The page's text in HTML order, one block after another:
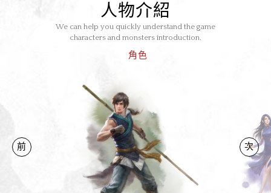
人物介紹
We can help you quickly understand the game
characters and monsters introduction.
角色
前 次